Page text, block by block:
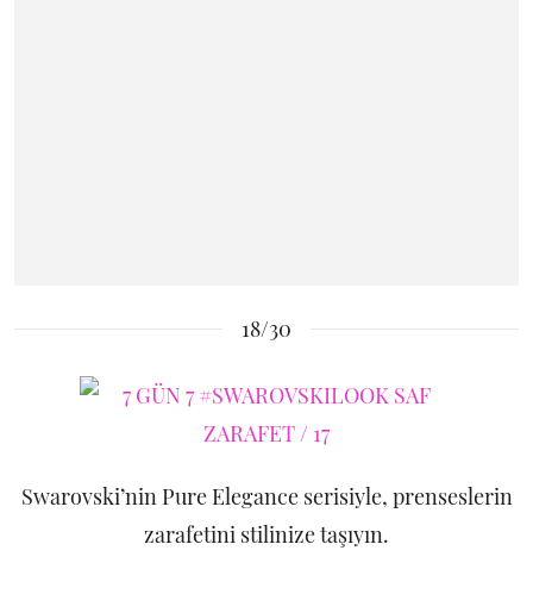
18/30
Swarovski’nin Pure Elegance serisiyle, prenseslerin
zarafetini stilinize taşıyın.